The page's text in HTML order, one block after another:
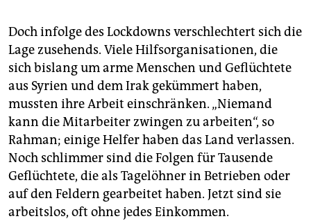
Doch infolge des Lockdowns verschlechtert sich die
Lage zusehends. Viele Hilfsorganisationen, die
sich bislang um arme Menschen und Geflüchtete
aus Syrien und dem Irak gekümmert haben,
mussten ihre Arbeit einschränken. „Niemand
kann die Mitarbeiter zwingen zu arbeiten“, so
Rahman; einige Helfer haben das Land verlassen.
Noch schlimmer sind die Folgen für Tausende
Geflüchtete, die als Tagelöhner in Betrieben oder
auf den Feldern gearbeitet haben. Jetzt sind sie
arbeitslos, oft ohne jedes Einkommen.